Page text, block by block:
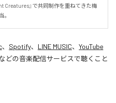
Creatures』で共同制作を重ねてきた梅
。
、 Spotify、 LINE MUSIC、 YouTube
どの音楽配信サービスで聴くこと